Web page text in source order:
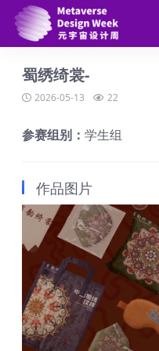
蜀绣绮裳-
2026-05-13 22
参赛组别： 学生组
作品图片